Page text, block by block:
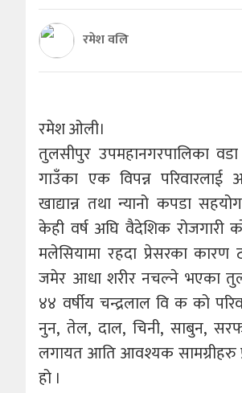
रमेश वलि
रमेश ओली।
तुलसीपुर उपमहानगरपालिका
गाउँका एक विपन्न
खाद्यान्न तथा न्यानो कपडा
केही वर्ष अघि वैदेशिक रोजगारी
मलेसियामा रहदा प्रेसरका कारण
जमेर आधा शरीर नचल्ने भएका
४४ वर्षीय चन्द्रलाल वि क को
नुन, तेल, दाल, चिनी, साबुन,
लगायत आति आवश्यक सामग्रीहरु
हो ।